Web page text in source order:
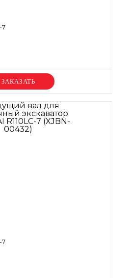
7
цену
7